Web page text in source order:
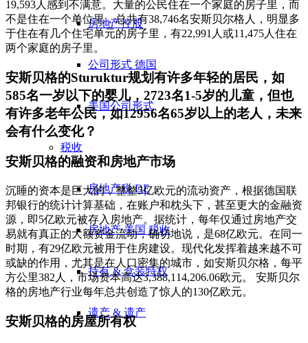
房地产控股
公司形式 德国
美国公司形式
税收
房地产税 DE
房地产 美国 税收
持有 & 盒装特权
遗产 & 遗产
19,593人感到不满意。大量的公民住在一个家庭的房子里，而
不是住在一个单位里，总共有38,746名安斯贝尔格人，明显多
于住在有几个住宅单元的房子里，有22,991人或11,475人住在
两个家庭的房子里。
安斯贝格的Sturuktur规划有许多年轻的居民，如
585名一岁以下的婴儿，2723名1-5岁的儿童，但也
有许多老年公民，如12956名65岁以上的老人，未来
会有什么变化？
安斯贝格的融资和房地产市场
沉睡的资本是巨大的，整整5亿欧元的流动资产，根据德国联
邦银行的统计计算基础，在账户和枕头下，甚至更大的金融资
源，即5亿欧元被存入房地产。据统计，每年仅通过房地产交
易就有真正的大额资金流动，确切地说，是68亿欧元。在同一
时期，有29亿欧元被用于住房建设。现代化发挥着越来越不可
或缺的作用，尤其是在人口密集的城市，如安斯贝尔格，每平
方公里382人，市场资本高达3,388,114,206.06欧元。 安斯贝尔
格的房地产行业每年总共创造了惊人的130亿欧元。
安斯贝格的房屋所有权